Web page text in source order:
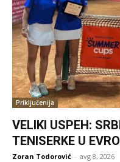
Priključenija
VELIKI USPEH:
TENISERKE U
Zoran Todorović - avg 8, 2026